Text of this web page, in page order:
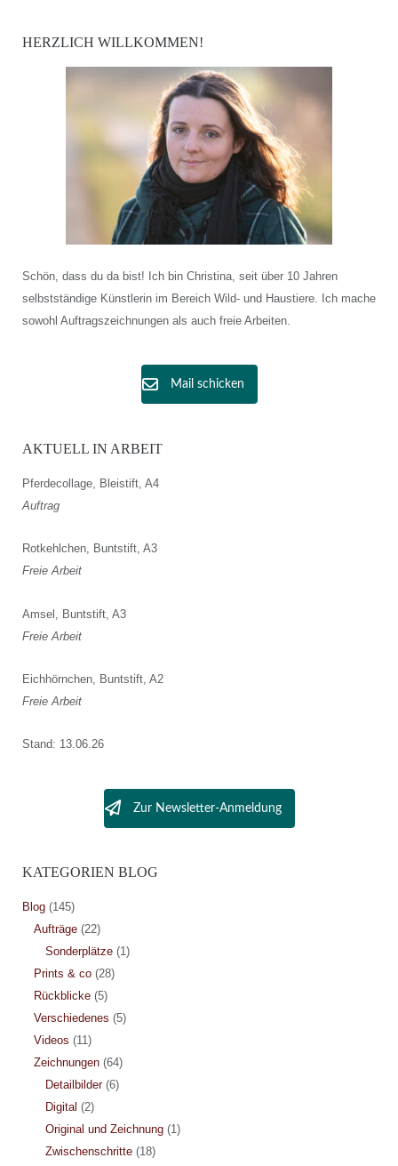
HERZLICH WILLKOMMEN!
Schön, dass du da bist! Ich bin Christina, seit über 10 Jahren
selbstständige Künstlerin im Bereich Wild- und Haustiere. Ich mache
sowohl Auftragszeichnungen als auch freie Arbeiten.
Mail schicken
AKTUELL IN ARBEIT
Pferdecollage, Bleistift, A4
Auftrag
Rotkehlchen, Buntstift, A3
Freie Arbeit
Amsel, Buntstift, A3
Freie Arbeit
Eichhörnchen, Buntstift, A2
Freie Arbeit
Stand: 13.06.26
Zur Newsletter-Anmeldung
KATEGORIEN BLOG
Blog(145)
Aufträge(22)
Sonderplätze(1)
Prints & co(28)
Rückblicke(5)
Verschiedenes (5)
Videos (11)
Zeichnungen(64)
Detailbilder(6)
Digital (2)
Original und Zeichnung(1)
Zwischenschritte(18)